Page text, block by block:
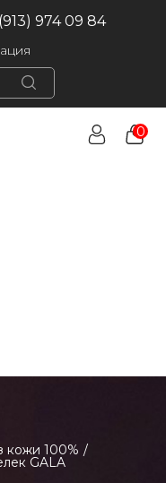
974 09 84
0
кожи 100% /
GALA